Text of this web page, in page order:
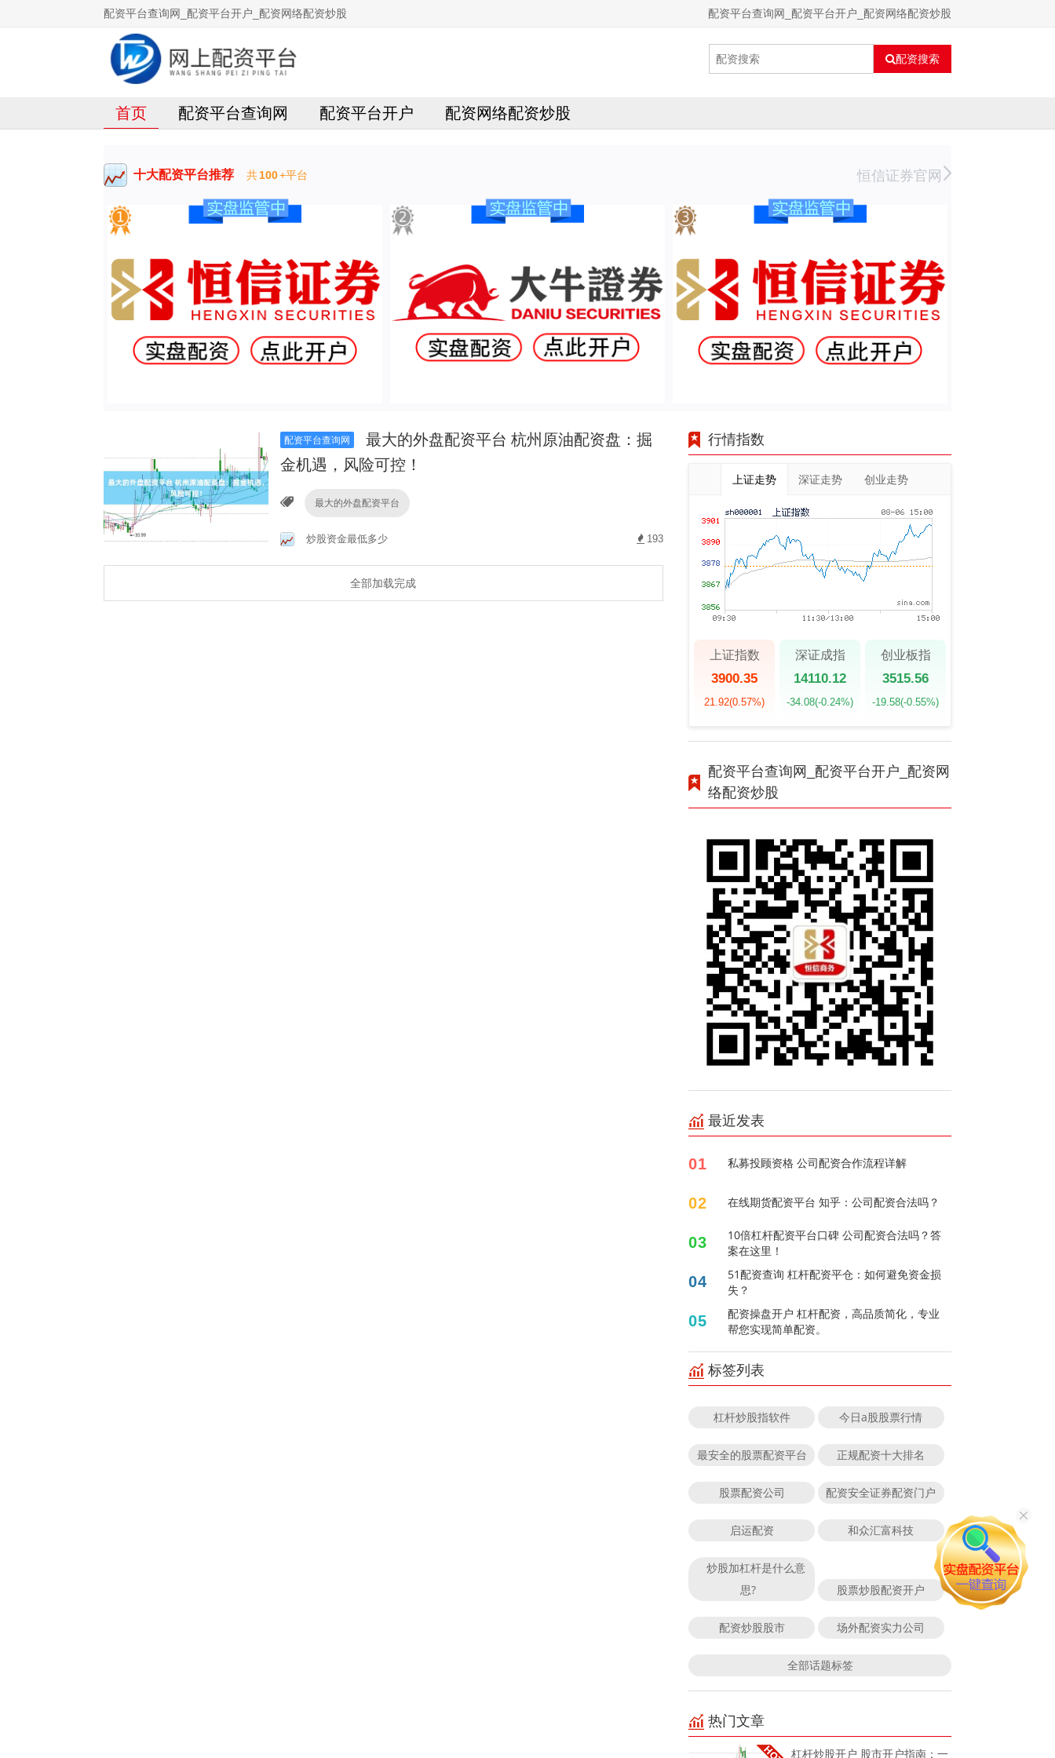
配资平台查询网_配资平台开户_配资网络配资炒股 配资平台查询网_配资平台开户_配资网络配资炒股
配资搜索
首页 配资平台查询网 配资平台开户 配资网络配资炒股
十大配资平台推荐 共100+平台 恒信证券官网
配资平台查询网
最大的外盘配资平台 杭州原油配资盘：掘
金机遇，风险可控！
最大的外盘配资平台
炒股资金最低多少 193
全部加载完成
行情指数
上证走势 深证走势 创业走势
上证指数
3900.35
21.92(0.57%)
深证成指
14110.12
-34.08(-0.24%)
创业板指
3515.56
-19.58(-0.55%)
配资平台查询网_配资平台开户_配资网
络配资炒股
最近发表
01 私募投顾资格 公司配资合作流程详解
02 在线期货配资平台 知乎：公司配资合法吗？
03
10倍杠杆配资平台口碑 公司配资合法吗？答
案在这里！
04
51配资查询 杠杆配资平仓：如何避免资金损
失？
05
配资操盘开户 杠杆配资，高品质简化，专业
帮您实现简单配资。
标签列表
杠杆炒股指软件 今日a股股票行情
最安全的股票配资平台 正规配资十大排名
股票配资公司 配资安全证券配资门户
启运配资 和众汇富科技
炒股加杠杆是什么意
思?
股票炒股配资开户
配资炒股股市 场外配资实力公司
全部话题标签
热门文章
杠杆炒股开户 股市开户指南：一